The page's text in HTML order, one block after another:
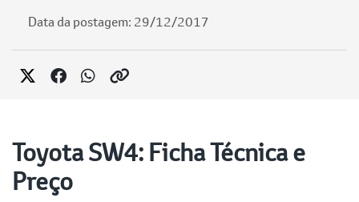
Data da postagem: 29/12/2017
Toyota SW4: Ficha Técnica e
Preço